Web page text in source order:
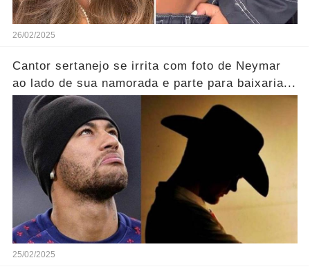
26/02/2025
Cantor sertanejo se irrita com foto de Neymar
ao lado de sua namorada e parte para baixaria...
25/02/2025